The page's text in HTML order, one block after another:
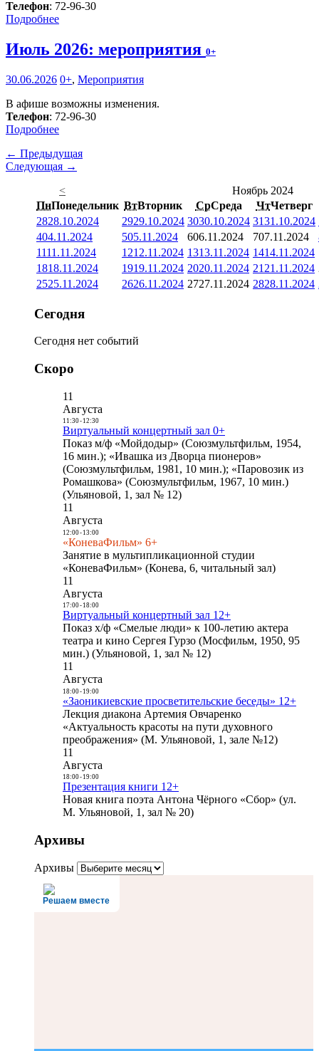
Телефон: 72-96-30
Подробнее
Июль 2026: мероприятия 0+
30.06.2026 0+, Мероприятия
В афише возможны изменения.
Телефон: 72-96-30
Подробнее
← Предыдущая
Следующая →
<
Ноябрь 2024
ПнПонедельник ВтВторник СрСреда ЧтЧетверг
2828.10.2024 2929.10.2024 3030.10.2024 3131.10.2024
404.11.2024 505.11.2024 606.11.2024 707.11.2024
1111.11.2024 1212.11.2024 1313.11.2024 1414.11.2024
1818.11.2024 1919.11.2024 2020.11.2024 21 21.11.2024
2525.11.2024 2626.11.2024 2727.11.2024 2828.11.2024
Сегодня
Сегодня нет событий
Скоро
11
Августа
11:30- 12:30
Виртуальный концертный зал 0+
Показ м/ф «Мойдодыр» (Союзмультфильм, 1954,
16 мин.); «Ивашка из Дворца пионеров»
(Союзмультфильм, 1981, 10 мин.); «Паровозик из
Ромашкова» (Союзмультфильм, 1967, 10 мин.)
(Ульяновой, 1, зал № 12)
11
Августа
12:00- 13:00
«КоневаФильм» 6+
Занятие в мультипликационной студии
«КоневаФильм» (Конева, 6, читальный зал)
11
Августа
17:00- 18:00
Виртуальный концертный зал 12+
Показ х/ф «Смелые люди» к 100-летию актера
театра и кино Сергея Гурзо (Мосфильм, 1950, 95
мин.) (Ульяновой, 1, зал № 12)
11
Августа
18:00- 19:00
«Заоникиевские просветительские беседы» 12+
Лекция диакона Артемия Овчаренко
«Актуальность красоты на пути духовного
преображения» (М. Ульяновой, 1, зале №12)
11
Августа
18:00- 19:00
Презентация книги 12+
Новая книга поэта Антона Чёрного «Сбор» (ул.
М. Ульяновой, 1, зал № 20)
Архивы
Архивы
Решаем вместе